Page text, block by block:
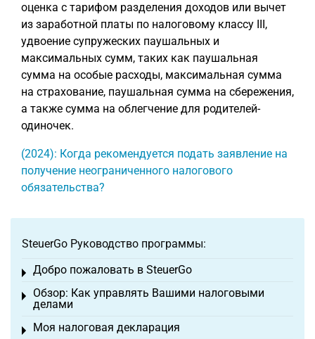
оценка с тарифом разделения доходов или вычет
из заработной платы по налоговому классу III,
удвоение супружеских паушальных и
максимальных сумм, таких как паушальная
сумма на особые расходы, максимальная сумма
на страхование, паушальная сумма на сбережения,
а также сумма на облегчение для родителей-
одиночек.
(2024): Когда рекомендуется подать заявление на
получение неограниченного налогового
обязательства?
SteuerGo Руководство программы:
Добро пожаловать в SteuerGo
Toggle menu
Обзор: Как управлять Вашими налоговыми
делами
Toggle menu
Моя налоговая декларация
Toggle menu